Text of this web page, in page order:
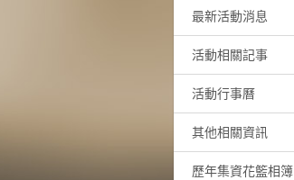
最新活動消息
活動相關記事
活動行事曆
其他相關資訊
歷年集資花籃相簿